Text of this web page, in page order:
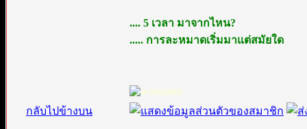
.... 5 เวลา มาจากไหน?
..... การละหมาดเริ่มมาแต่สมัยใด
กลับไปข้างบน